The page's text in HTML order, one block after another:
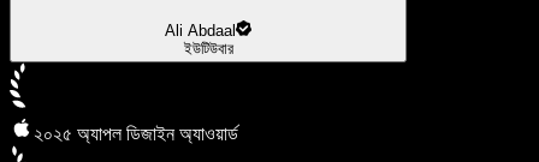
Ali Abdaal
ইউটিউবার
২০২৫ অ্যাপল ডিজাইন অ্যাওয়ার্ড